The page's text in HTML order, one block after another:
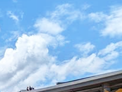
座談活動」
家庭支持服
導及效能精
南共3場次
法人中華民
理「2026
流大會」簡
治療學會將
辦「空間
院新聞傳播